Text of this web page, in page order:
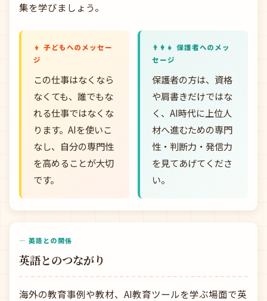
集を学びましょう。
👦 子どもへのメッセー
ジ
この仕事はなくなら
なくても、誰でもな
れる仕事ではなくな
ります。AIを使いこ
なし、自分の専門性
を高めることが大切
です。
👨‍👩‍👧 保護者へのメッ
セージ
保護者の方は、資格
や肩書きだけではな
く、AI時代に上位人
材へ進むための専門
性・判断力・発信力
を見てあげてくださ
い。
— 英語との関係
英語とのつながり
海外の教育事例や教材、AI教育ツールを学ぶ場面で英